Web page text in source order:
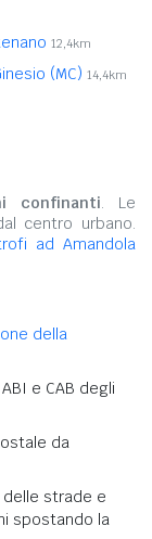
12,4km
(MC) 14,4km
confinanti. Le
centro urbano.
ad Amandola
della
e CAB degli
da
strade e
spostando la